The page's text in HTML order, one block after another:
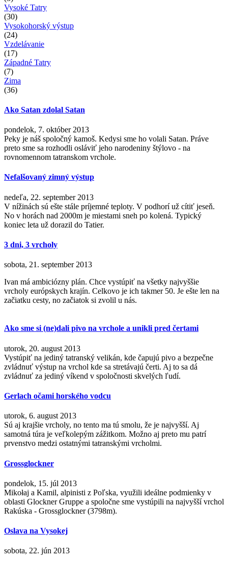
Vysoké Tatry
(30)
Vysokohorský výstup
(24)
Vzdelávanie
(17)
Západné Tatry
(7)
Zima
(36)
Ako Satan zdolal Satan
pondelok, 7. október 2013
Peky je náš spoločný kamoš. Kedysi sme ho volali Satan. Práve
preto sme sa rozhodli osláviť jeho narodeniny štýlovo - na
rovnomennom tatranskom vrchole.
Nefalšovaný zimný výstup
nedeľa, 22. september 2013
V nížinách sú ešte stále príjemné teploty. V podhorí už cítiť jeseň.
No v horách nad 2000m je miestami sneh po kolená. Typický
koniec leta už dorazil do Tatier.
3 dni, 3 vrcholy
sobota, 21. september 2013
Ivan má ambiciózny plán. Chce vystúpiť na všetky najvyššie
vrcholy európskych krajín. Celkovo je ich takmer 50. Je ešte len na
začiatku cesty, no začiatok si zvolil u nás.
Ako sme si (ne)dali pivo na vrchole a unikli pred čertami
utorok, 20. august 2013
Vystúpiť na jediný tatranský velikán, kde čapujú pivo a bezpečne
zvládnuť výstup na vrchol kde sa stretávajú čerti. Aj to sa dá
zvládnuť za jediný víkend v spoločnosti skvelých ľudí.
Gerlach očami horského vodcu
utorok, 6. august 2013
Sú aj krajšie vrcholy, no tento ma tú smolu, že je najvyšší. Aj
samotná túra je veľkolepým zážitkom. Možno aj preto mu patrí
prvenstvo medzi ostatnými tatranskými vrcholmi.
Grossglockner
pondelok, 15. júl 2013
Mikołaj a Kamil, alpinisti z Poľska, využili ideálne podmienky v
oblasti Glockner Gruppe a spoločne sme vystúpili na najvyšší vrchol
Rakúska - Grossglockner (3798m).
Oslava na Vysokej
sobota, 22. jún 2013